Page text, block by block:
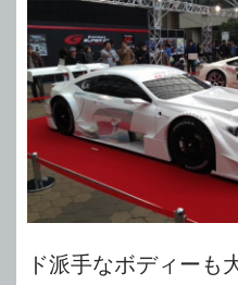
ド派手なボディーも